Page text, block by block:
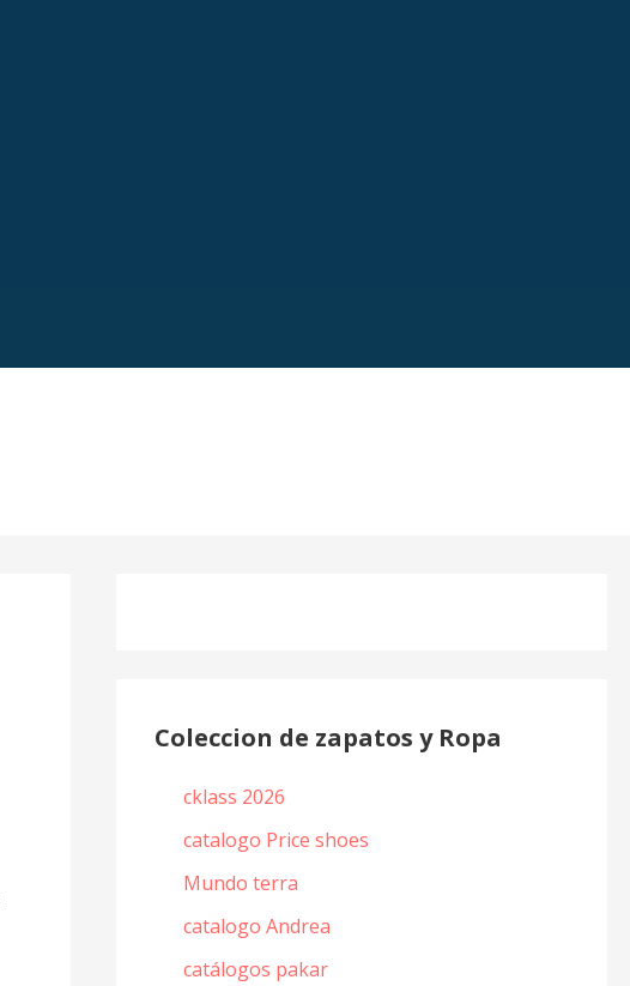
Coleccion de zapatos y Ropa
cklass 2026
catalogo Price shoes
Mundo terra
catalogo Andrea
catálogos pakar